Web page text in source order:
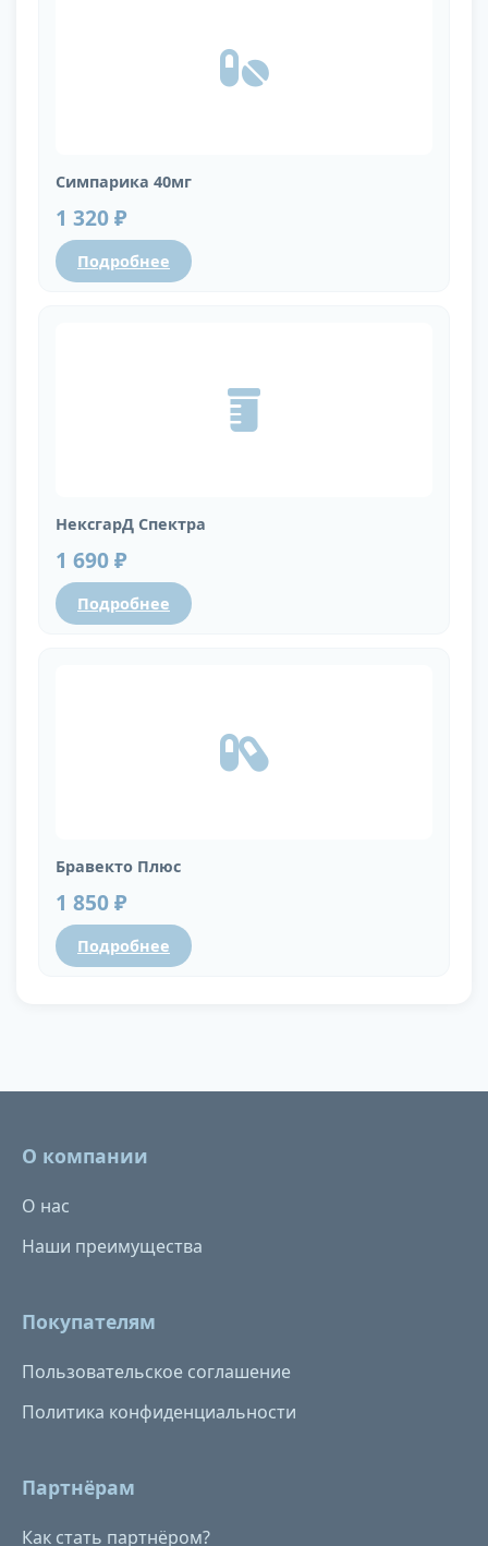
Симпарика 40мг
1 320 ₽
Подробнее
НексгарД Спектра
1 690 ₽
Подробнее
Бравекто Плюс
1 850 ₽
Подробнее
О компании
О нас
Наши преимущества
Покупателям
Пользовательское соглашение
Политика конфиденциальности
Партнёрам
Как стать партнёром?